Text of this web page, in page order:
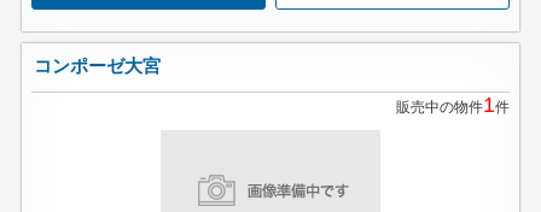
コンポーゼ大宮
販売中の物件1件